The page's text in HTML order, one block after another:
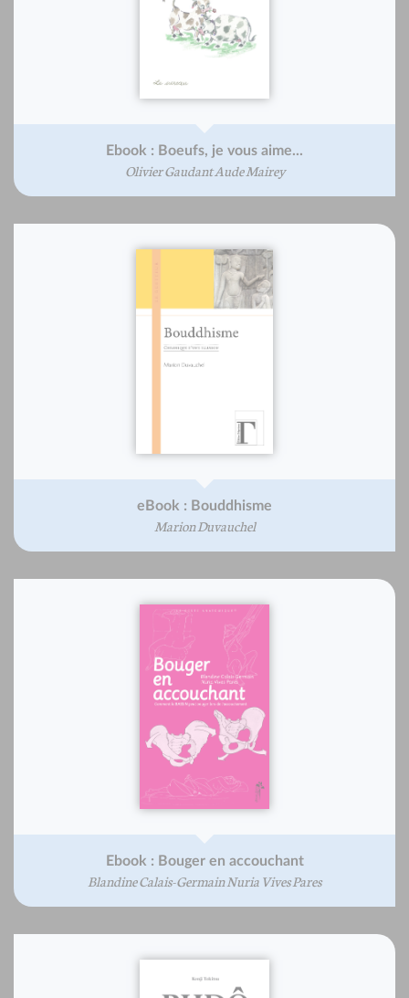
Ebook : Boeufs, je vous aime...
Olivier Gaudant Aude Mairey
eBook : Bouddhisme
Marion Duvauchel
Ebook : Bouger en accouchant
Blandine Calais-Germain Nuria Vives Pares